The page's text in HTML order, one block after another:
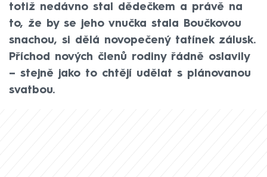
totiž nedávno stal dědečkem a právě na
to, že by se jeho vnučka stala Boučkovou
snachou, si dělá novopečený tatínek zálusk.
Příchod nových členů rodiny řádně oslavily
– stejně jako to chtějí udělat s plánovanou
svatbou.